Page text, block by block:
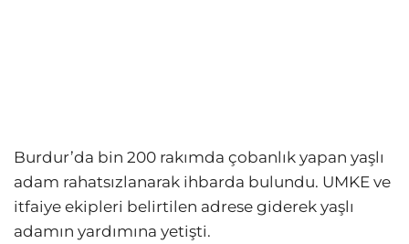
Burdur’da bin 200 rakımda çobanlık yapan yaşlı
adam rahatsızlanarak ihbarda bulundu. UMKE ve
itfaiye ekipleri belirtilen adrese giderek yaşlı
adamın yardımına yetişti.